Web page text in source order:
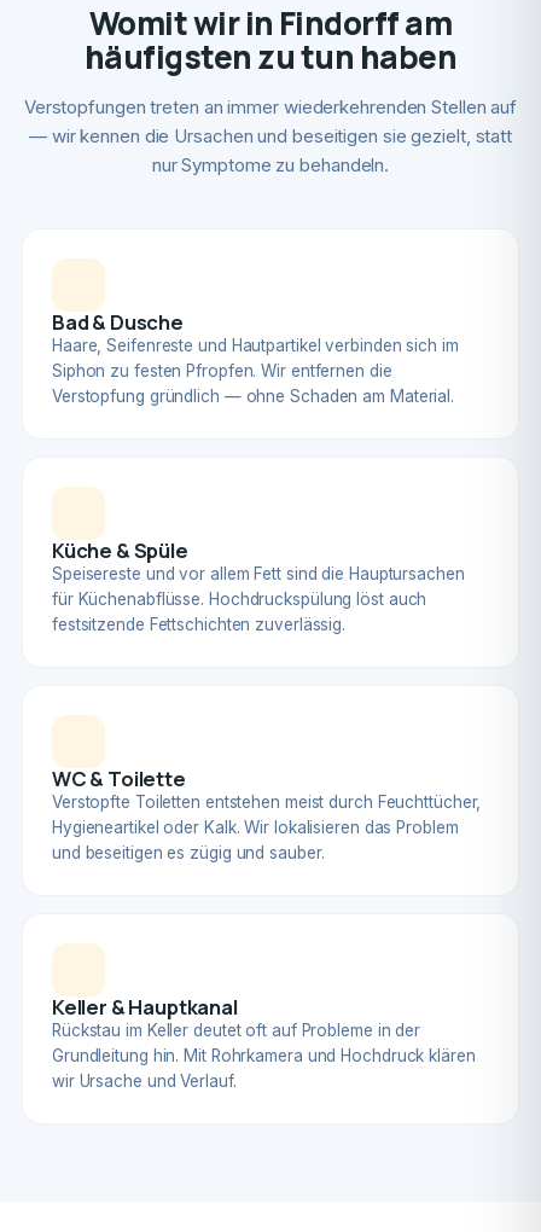
Womit wir in Findorff am
häufigsten zu tun haben
Verstopfungen treten an immer wiederkehrenden Stellen auf
— wir kennen die Ursachen und beseitigen sie gezielt, statt
nur Symptome zu behandeln.
Bad & Dusche
Haare, Seifenreste und Hautpartikel verbinden sich im
Siphon zu festen Pfropfen. Wir entfernen die
Verstopfung gründlich — ohne Schaden am Material.
Küche & Spüle
Speisereste und vor allem Fett sind die Hauptursachen
für Küchenabflüsse. Hochdruckspülung löst auch
festsitzende Fettschichten zuverlässig.
WC & Toilette
Verstopfte Toiletten entstehen meist durch Feuchttücher,
Hygieneartikel oder Kalk. Wir lokalisieren das Problem
und beseitigen es zügig und sauber.
Keller & Hauptkanal
Rückstau im Keller deutet oft auf Probleme in der
Grundleitung hin. Mit Rohrkamera und Hochdruck klären
wir Ursache und Verlauf.